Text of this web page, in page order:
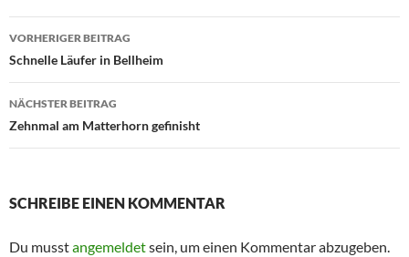
Beitragsnavigation
VORHERIGER BEITRAG
Schnelle Läufer in Bellheim
NÄCHSTER BEITRAG
Zehnmal am Matterhorn gefinisht
SCHREIBE EINEN KOMMENTAR
Du musstangemeldetsein, um einen Kommentar abzugeben.